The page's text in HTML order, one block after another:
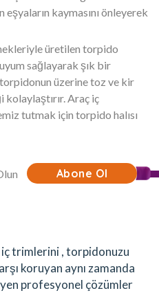
kaymasını önleyerek
üretilen torpido
uyum sağlayarak şık bir
üzerine toz ve kir
Araç iç
tutmak için torpido halısı
Abone Ol
trimlerini , torpidonuzu
koruyan aynı zamanda
profesyonel çözümler